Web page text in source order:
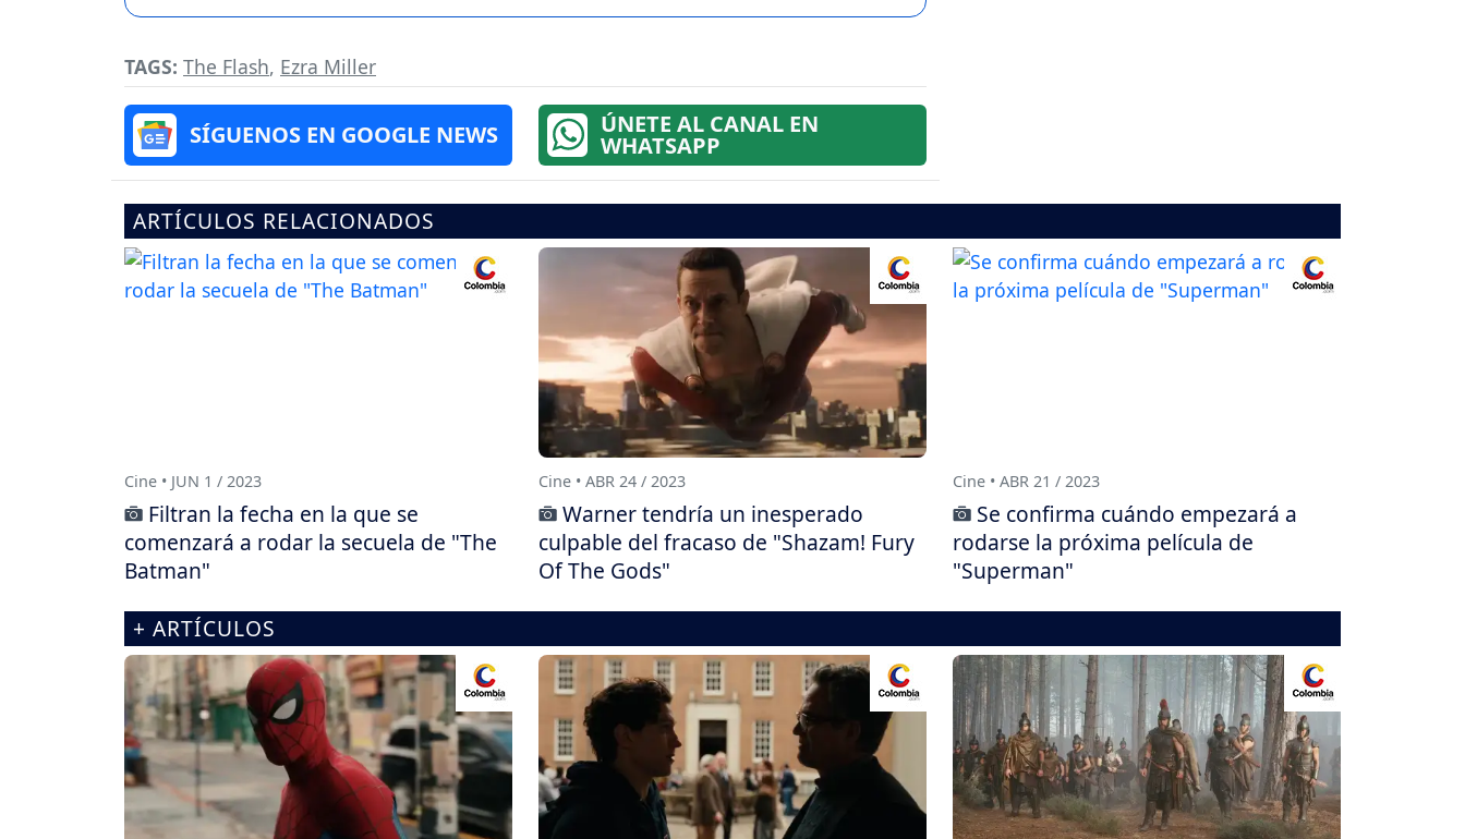
TAGS: The Flash, Ezra Miller
SÍGUENOS EN GOOGLE NEWS ÚNETE AL CANAL EN
WHATSAPP
ARTÍCULOS RELACIONADOS
Cine • JUN 1 / 2023
Filtran la fecha en la que se
comenzará a rodar la secuela de "The
Batman"
Cine • ABR 24 / 2023
Warner tendría un inesperado
culpable del fracaso de "Shazam! Fury
Of The Gods"
Cine • ABR 21 / 2023
Se confirma cuándo empezará a
rodarse la próxima película de
"Superman"
+ ARTÍCULOS